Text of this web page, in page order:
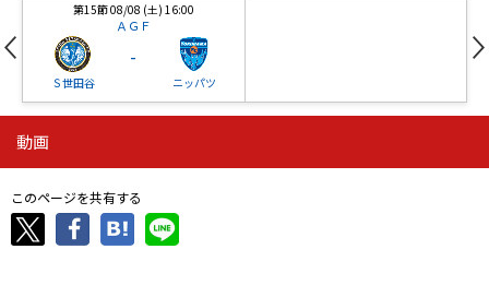
第15節 08/08 (土) 16:00
ＡＧＦ
Ｓ世田谷
-
ニッパツ
ニッパツ
ニッパツ
-
石人の星
動画
このページを共有する